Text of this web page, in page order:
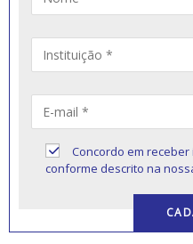
Concordo em receber
conforme descrito na